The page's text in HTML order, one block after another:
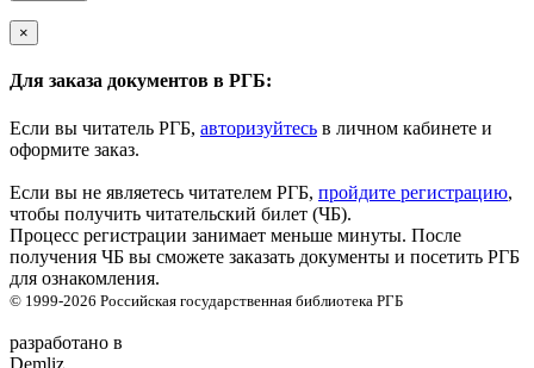
×
Для заказа документов в РГБ:
Если вы читатель РГБ, авторизуйтесь в личном кабинете и
оформите заказ.
Если вы не являетесь читателем РГБ, пройдите регистрацию,
чтобы получить читательский билет (ЧБ).
Процесс регистрации занимает меньше минуты. После
получения ЧБ вы сможете заказать документы и посетить РГБ
для ознакомления.
© 1999-2026 Российская государственная библиотека РГБ
разработано в
Demliz